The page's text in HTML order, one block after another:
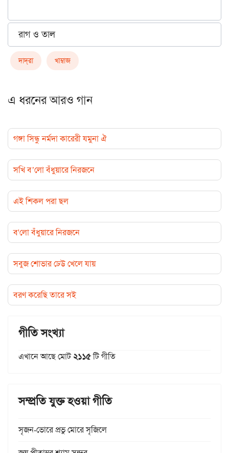
রাগ ও তাল
দাদ্‌রা খাম্বাজ
এ ধরনের আরও গান
গঙ্গা সিন্ধু নর্মদা কারেরী যমুনা ঐ
সখি ব’লো বঁধুয়ারে নিরজনে
এই শিকল পরা ছল
ব'লো বঁধুয়ারে নিরজনে
সবুজ শোভার ঢেউ খেলে যায়
বরণ করেছি তারে সই
গীতি সংখ্যা
এখানে আছে মোট২১১৫টি গীতি
সম্প্রতি যুক্ত হওয়া গীতি
সৃজন-ভোরে প্রভু মোরে সৃজিলে